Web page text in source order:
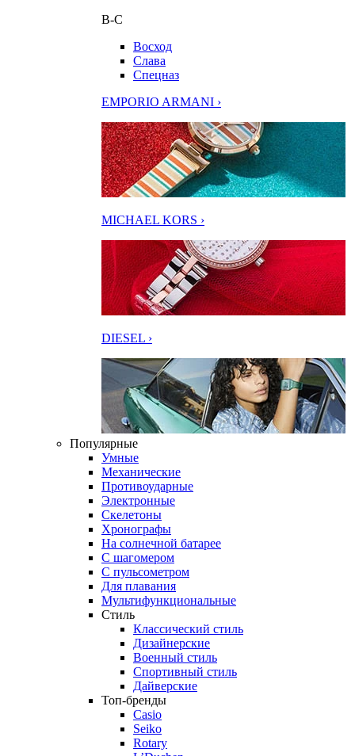
В-С
Восход
Слава
Спецназ
EMPORIO ARMANI ›
MICHAEL KORS ›
DIESEL ›
Популярные
Умные
Механические
Противоударные
Электронные
Скелетоны
Хронографы
На солнечной батарее
С шагомером
С пульсометром
Для плавания
Мультифункциональные
Стиль
Классический стиль
Дизайнерские
Военный стиль
Спортивный стиль
Дайверские
Топ-бренды
Casio
Seiko
Rotary